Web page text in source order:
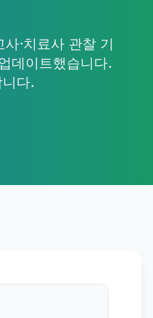
·치료사 관찰 기
데이트했습니다.
다.